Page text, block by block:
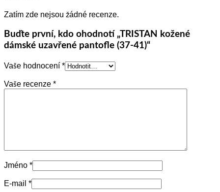
Zatím zde nejsou žádné recenze.
Buďte první, kdo ohodnotí „TRISTAN kožené
dámské uzavřené pantofle (37-41)“
Vaše hodnocení *
Vaše recenze *
Jméno *
E-mail *